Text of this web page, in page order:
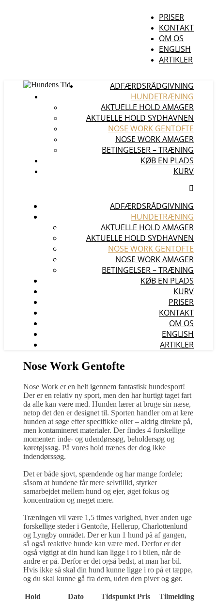
PRISER
KONTAKT
OM OS
ENGLISH
ARTIKLER
ADFÆRDSRÅDGIVNING
HUNDETRÆNING
AKTUELLE HOLD AMAGER
AKTUELLE HOLD SYDHAVNEN
NOSE WORK GENTOFTE
NOSE WORK AMAGER
BETINGELSER – TRÆNING
KØB EN PLADS
KURV
ADFÆRDSRÅDGIVNING
HUNDETRÆNING
AKTUELLE HOLD AMAGER
AKTUELLE HOLD SYDHAVNEN
NOSE WORK GENTOFTE
NOSE WORK AMAGER
BETINGELSER – TRÆNING
KØB EN PLADS
KURV
PRISER
KONTAKT
OM OS
ENGLISH
ARTIKLER
Nose Work Gentofte
Nose Work er en helt igennem fantastisk hundesport!
Der er en relativ ny sport, men den har hurtigt taget fart
da alle kan være med. Hunden lærer at bruge sin næse,
netop det den er designet til. Sporten handler om at lære
hunden at søge efter specifikke olier – aldrig direkte på,
men kontamineret materialer. Der findes 4 forskellige
momenter: inde- og udendørssøg, beholdersøg og
køretøjssøg. På vores hold trænes der dog ikke
indendørssøg.
Det er både sjovt, spændende og har mange fordele;
såsom at hundene får mere selvtillid, styrker
samarbejdet mellem hund og ejer, øget fokus og
koncentration og meget mere.
Træningen vil være 1,5 times varighed, hver anden uge
forskellige steder i Gentofte, Hellerup, Charlottenlund
og Lyngby området. Der er kun 1 hund på af gangen,
så også reaktive hunde kan være med. Derfor er det
også vigtigt at din hund kan ligge i ro i bilen, når de
andre er på. Derfor er det også bedst, at man har bil.
Hvis ikke så skal din hund kunne ligge i ro på et tæppe,
og du skal kunne gå fra dem, uden den piver og gør.
Hold Dato Tidspunkt Pris
Tilmelding